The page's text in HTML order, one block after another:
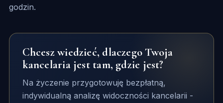
godzin.
Chcesz wiedzieć, dlaczego Twoja
kancelaria jest tam, gdzie jest?
Na życzenie przygotowuję bezpłatną,
indywidualną analizę widoczności kancelarii -